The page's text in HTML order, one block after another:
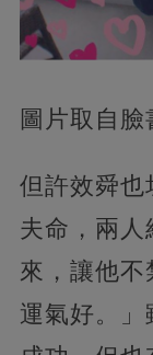
圖片取自
但許效舜也
夫命，兩人
來，讓他不
運氣好。」